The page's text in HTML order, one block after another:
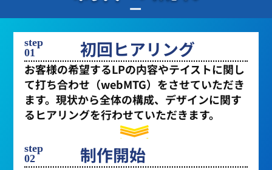
step
01
初回ヒアリング
お客様の希望するLPの内容やテイストに関し
て打ち合わせ（webMTG）をさせていただき
ます。現状から全体の構成、デザインに関す
るヒアリングを行わせていただきます。
step
02
制作開始